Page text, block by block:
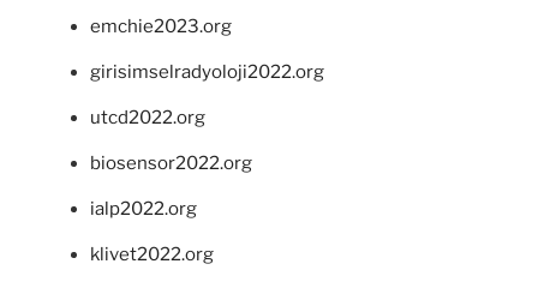
emchie2023.org
girisimselradyoloji2022.org
utcd2022.org
biosensor2022.org
ialp2022.org
klivet2022.org